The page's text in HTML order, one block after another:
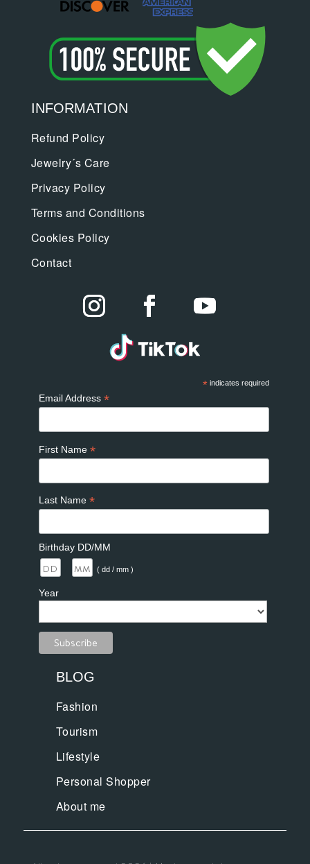
INFORMATION
Refund Policy
Jewelry´s Care
Privacy Policy
Terms and Conditions
Cookies Policy
Contact
* indicates required
Email Address *
First Name *
Last Name *
Birthday DD/MM
( dd / mm )
Year
BLOG
Fashion
Tourism
Lifestyle
Personal Shopper
About me